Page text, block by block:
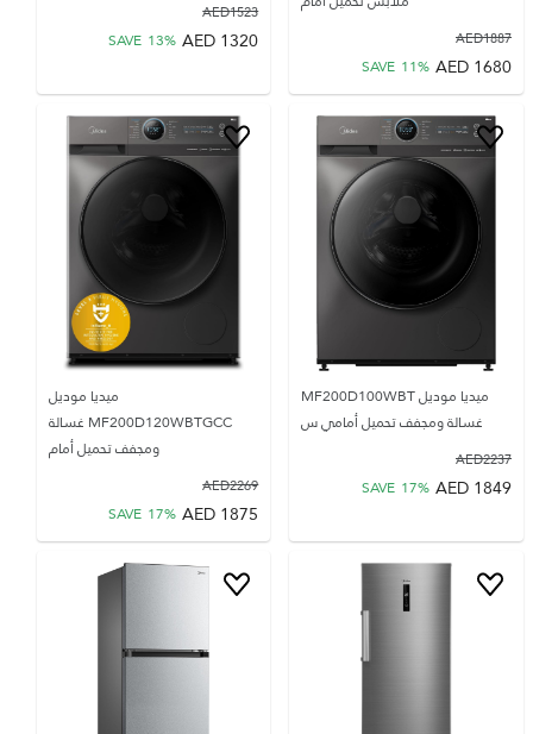
1887
AED
1680
AED
SAVE 11%
1523
AED
1320
AED
SAVE 13%
ميديا موديل MF200D100WBT
غسالة ومجفف تحميل أمامي س
2237
AED
1849
AED
SAVE 17%
ميديا موديل
MF200D120WBTGCC غسالة
ومجفف تحميل أمام
2269
AED
1875
AED
SAVE 17%